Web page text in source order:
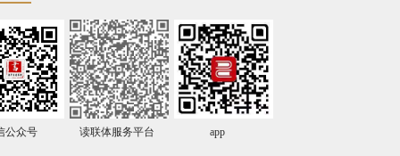
公众号 读联体服务平台 app